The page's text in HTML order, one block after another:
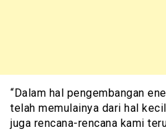
“Dalam hal pengembangan
telah memulainya dari hal
juga rencana-rencana kami